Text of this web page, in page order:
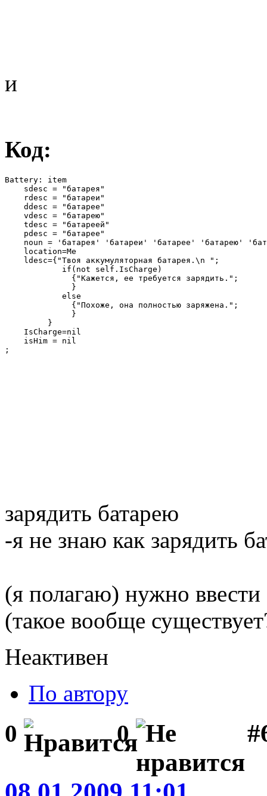
и
Код:
Battery: item
    sdesc = "батарея"
    rdesc = "батареи"
    ddesc = "батарее"
    vdesc = "батарею"
    tdesc = "батареей"
    pdesc = "батарее"
noun = 'батарея' 'батареи' 'батарее' 'батарею'
    location=Me
    ldesc={"Твоя аккумуляторная батарея.\n ";
            if(not self.IsCharge)
              {"Кажется, ее требуется зарядить.";
              }
            else
              {"Похоже, она полностью заряжена.";
              }
         }
    IsCharge=nil
    isHim = nil
;
зарядить батарею
-я не знаю как зарядить
(я полагаю) нужно
(такое вообще
Неактивен
По автору
0 0